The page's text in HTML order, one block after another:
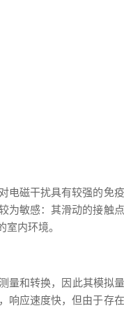
电磁干扰具有较强的免
为敏感：其滑动的接触
内环境。
量和转换，因此其模拟
响应速度快，但由于存